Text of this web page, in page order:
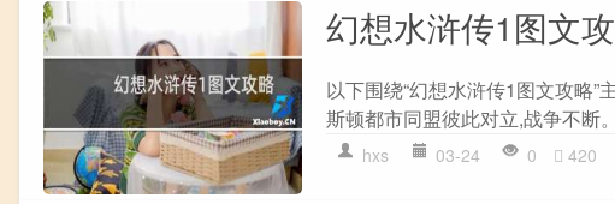
幻想水浒传1图文
以下围绕“幻想水浒传1图文攻略
斯顿都市同盟彼此对立,战争不断
hxs 03-24 0 420